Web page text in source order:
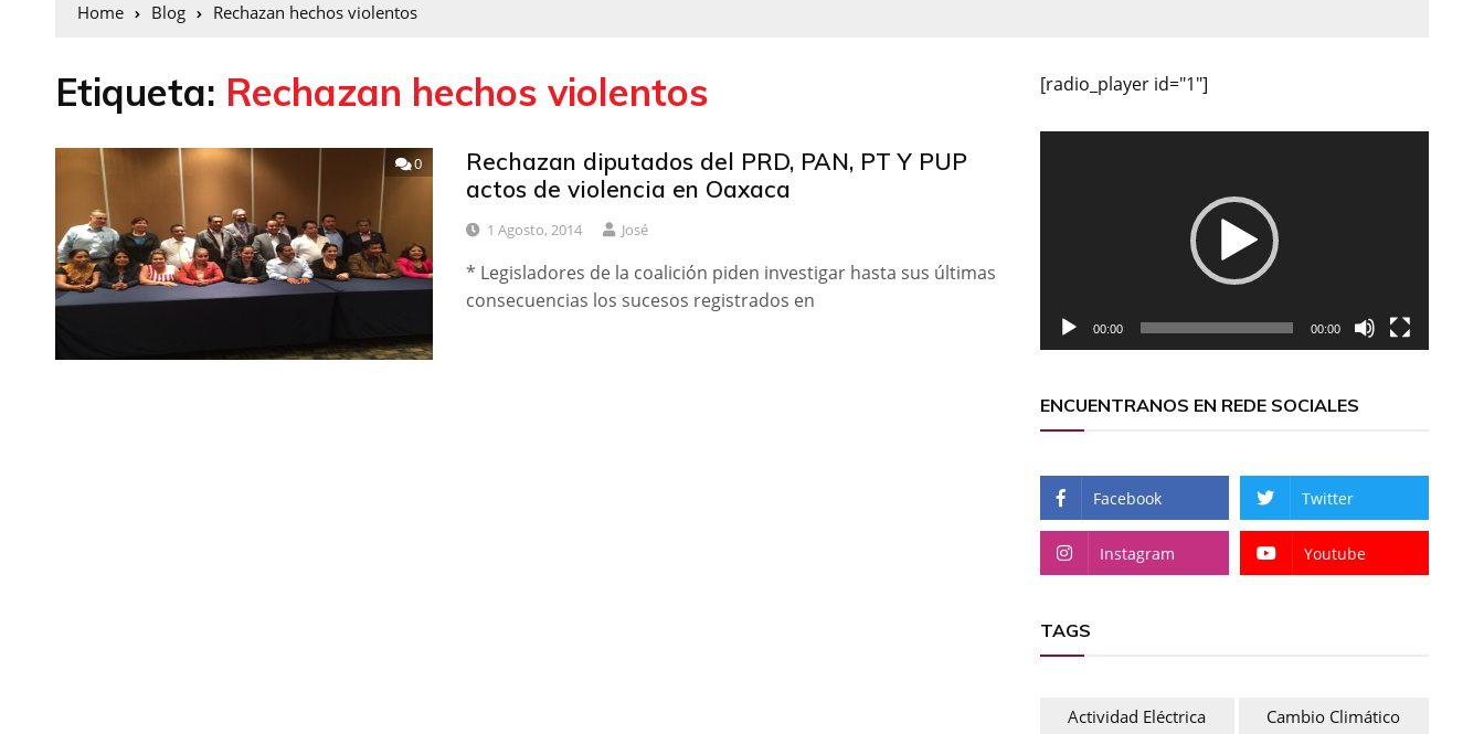
Home Blog Rechazan hechos violentos
Etiqueta: Rechazan hechos violentos
0
Rechazan diputados del PRD, PAN, PT Y PUP
actos de violencia en Oaxaca
1 Agosto, 2014 José
* Legisladores de la coalición piden investigar hasta sus últimas
consecuencias los sucesos registrados en
[radio_player id="1"]
00:00 00:00
ENCUENTRANOS EN REDE SOCIALES
Facebook Twitter
Instagram Youtube
TAGS
Actividad Eléctrica
Cambio Climático